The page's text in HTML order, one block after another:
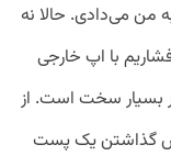
من می‌دادی. حالا نه
با اپ خارجی
بسیار سخت است. از
گذاشتن یک پست